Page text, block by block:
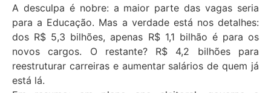
A desculpa é nobre: a maior parte das vagas seria
para a Educação. Mas a verdade está nos detalhes:
dos R$ 5,3 bilhões, apenas R$ 1,1 bilhão é para os
novos cargos. O restante? R$ 4,2 bilhões para
reestruturar carreiras e aumentar salários de quem já
está lá.